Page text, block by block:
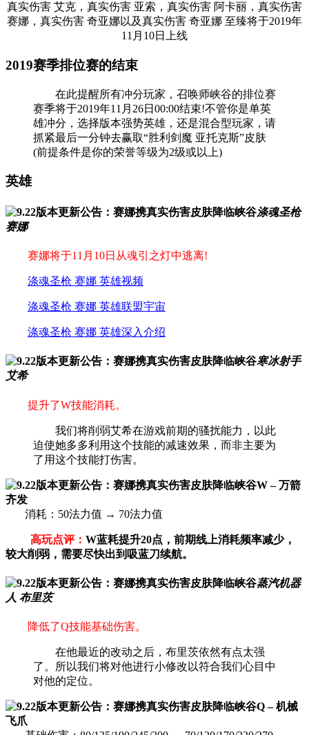
真实伤害 艾克，真实伤害 亚索，真实伤害 阿卡丽，真实伤害
赛娜，真实伤害 奇亚娜以及真实伤害 奇亚娜 至臻将于2019年
11月10日上线
2019赛季排位赛的结束
在此提醒所有冲分玩家，召唤师峡谷的排位赛
赛季将于2019年11月26日00:00结束!不管你是单英
雄冲分，选择版本强势英雄，还是混合型玩家，请
抓紧最后一分钟去赢取“胜利剑魔 亚托克斯”皮肤
(前提条件是你的荣誉等级为2级或以上)
英雄
涤魂圣枪
赛娜
赛娜将于11月10日从魂引之灯中逃离!
涤魂圣枪 赛娜 英雄视频
涤魂圣枪 赛娜 英雄联盟宇宙
涤魂圣枪 赛娜 英雄深入介绍
寒冰射手
艾希
提升了W技能消耗。
我们将削弱艾希在游戏前期的骚扰能力，以此
迫使她多多利用这个技能的减速效果，而非主要为
了用这个技能打伤害。
W – 万箭
齐发
消耗：50法力值 → 70法力值
高玩点评： W蓝耗提升20点，前期线上消耗频率减少，
较大削弱，需要尽快出到吸蓝刀续航。
蒸汽机器
人 布里茨
降低了Q技能基础伤害。
在他最近的改动之后，布里茨依然有点太强
了。所以我们将对他进行小修改以符合我们心目中
对他的定位。
Q – 机械
飞爪